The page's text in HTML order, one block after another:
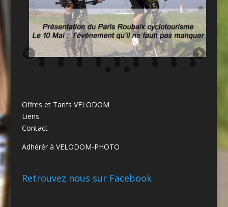
Offres et Tarifs VELODOM
Liens
Contact
Adhérér à VELODOM-PHOTO
Retrouvez nous sur Facebook